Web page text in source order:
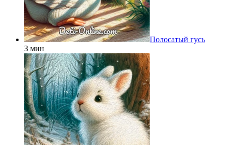
Полосатый гусь
3 мин